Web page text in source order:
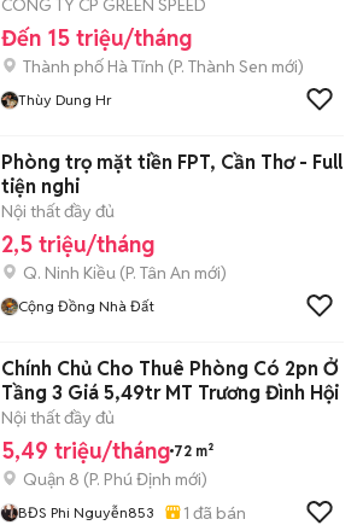
CÔNG TY CP GREEN SPEED
Đến 15 triệu/tháng
Thành phố Hà Tĩnh (P. Thành Sen mới)
Thùy Dung Hr
Phòng trọ mặt tiền FPT, Cần Thơ - Full
tiện nghi
Nội thất đầy đủ
2,5 triệu/tháng
Q. Ninh Kiều (P. Tân An mới)
Cộng Đồng Nhà Đất
Chính Chủ Cho Thuê Phòng Có 2pn Ở
Tầng 3 Giá 5,49tr MT Trương Đình Hội
Nội thất đầy đủ
5,49 triệu/tháng 72 m²
Quận 8 (P. Phú Định mới)
BĐS Phi Nguyễn853 1 đã bán